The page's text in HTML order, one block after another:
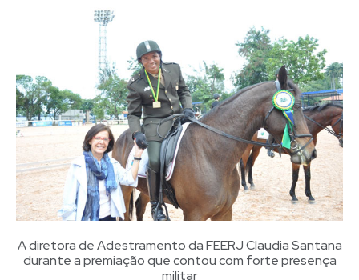
A diretora de Adestramento da FEERJ Claudia Santana
durante a premiação que contou com forte presença
militar